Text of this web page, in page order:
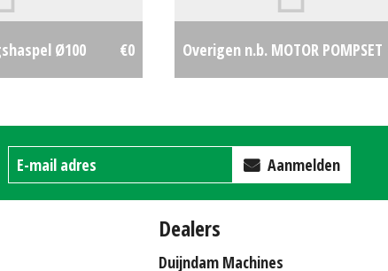
Ø100 €0 Overigen n.b. MOTOR POMPSET
Aanmelden
Dealers
Duijndam Machines